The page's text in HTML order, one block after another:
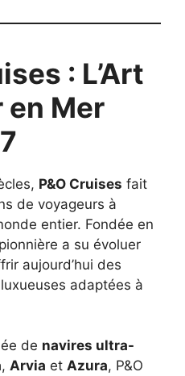
: L’Art
en Mer
P&O Cruises fait
de voyageurs à
entier. Fondée en
a su évoluer
aujourd’hui des
adaptées à
de navires ultra-
, Arvia et Azura, P&O